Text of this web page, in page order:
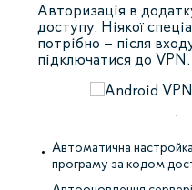
Авторизація в
доступу. Ніякої
потрібно – після
підключатися до VPN.
Автоматична
програму за кодом